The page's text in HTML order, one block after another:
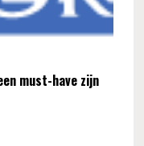
must-have zijn